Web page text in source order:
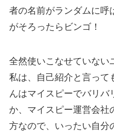
者の名前がランダムに呼
がそろったらビンゴ！
全然使いこなせていない
私は、自己紹介と言って
んはマイスピーでバリバ
か、マイスピー運営会社
方なので、いったい自分